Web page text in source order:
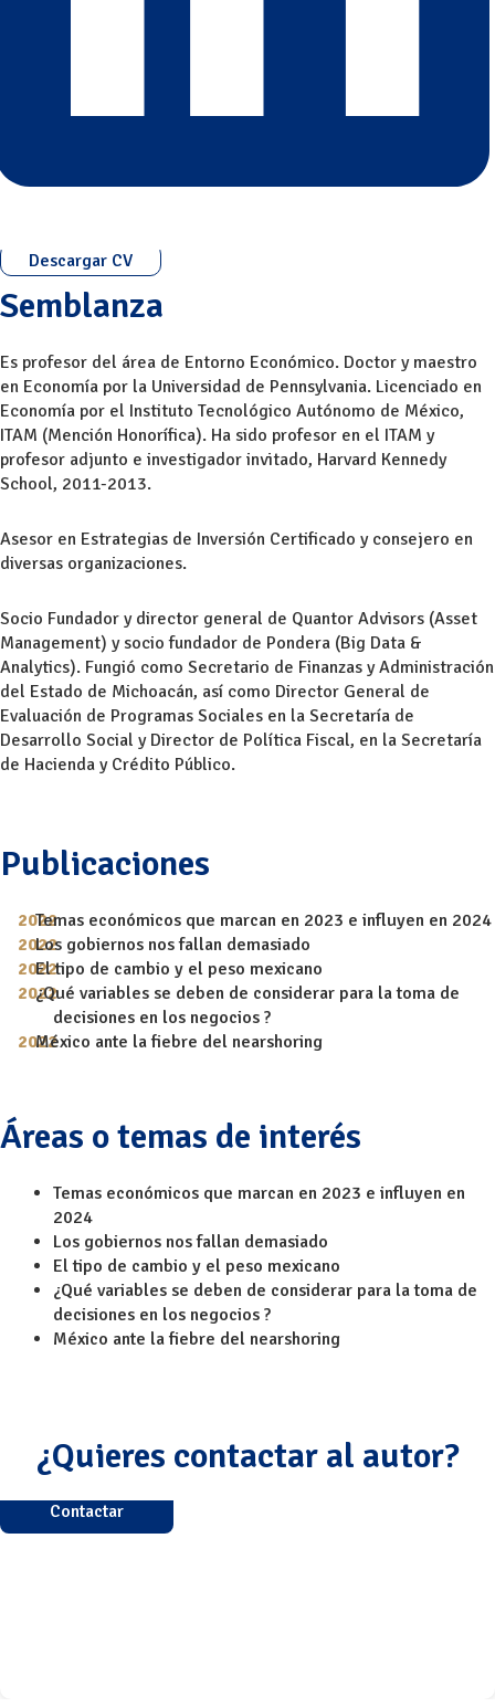
Descargar CV
Semblanza
Es profesor del área de Entorno Económico. Doctor y maestro
en Economía por la Universidad de Pennsylvania. Licenciado en
Economía por el Instituto Tecnológico Autónomo de México,
ITAM (Mención Honorífica). Ha sido profesor en el ITAM y
profesor adjunto e investigador invitado, Harvard Kennedy
School, 2011-2013.
Asesor en Estrategias de Inversión Certificado y consejero en
diversas organizaciones.
Socio Fundador y director general de Quantor Advisors (Asset
Management) y socio fundador de Pondera (Big Data &
Analytics). Fungió como Secretario de Finanzas y Administración
del Estado de Michoacán, así como Director General de
Evaluación de Programas Sociales en la Secretaría de
Desarrollo Social y Director de Política Fiscal, en la Secretaría
de Hacienda y Crédito Público.
Publicaciones
Temas económicos que marcan en 2023 e influyen en 2024
Los gobiernos nos fallan demasiado
El tipo de cambio y el peso mexicano
¿Qué variables se deben de considerar para la toma de
decisiones en los negocios ?
México ante la fiebre del nearshoring
Áreas o temas de interés
Temas económicos que marcan en 2023 e influyen en
2024
Los gobiernos nos fallan demasiado
El tipo de cambio y el peso mexicano
¿Qué variables se deben de considerar para la toma de
decisiones en los negocios ?
México ante la fiebre del nearshoring
¿Quieres contactar al autor?
Contactar